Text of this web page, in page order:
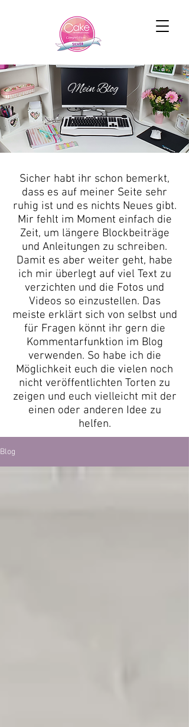
Mein Blog
Sicher habt ihr schon bemerkt,
dass es auf meiner Seite sehr
ruhig ist und es nichts Neues gibt.
Mir fehlt im Moment einfach die
Zeit, um längere Blockbeiträge
und Anleitungen zu schreiben.
Damit es aber weiter geht, habe
ich mir überlegt auf viel Text zu
verzichten und die Fotos und
Videos so einzustellen. Das
meiste erklärt sich von selbst und
für Fragen könnt ihr gern die
Kommentarfunktion im Blog
verwenden. So habe ich die
Möglichkeit euch die vielen noch
nicht veröffentlichten Torten zu
zeigen und euch vielleicht mit der
einen oder anderen Idee zu
helfen.
Blog